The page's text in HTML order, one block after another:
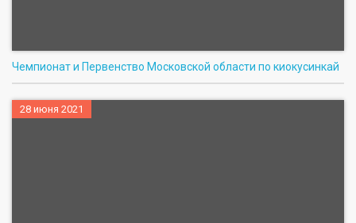
Чемпионат и Первенство Московской области по киокусинкай
28 июня 2021